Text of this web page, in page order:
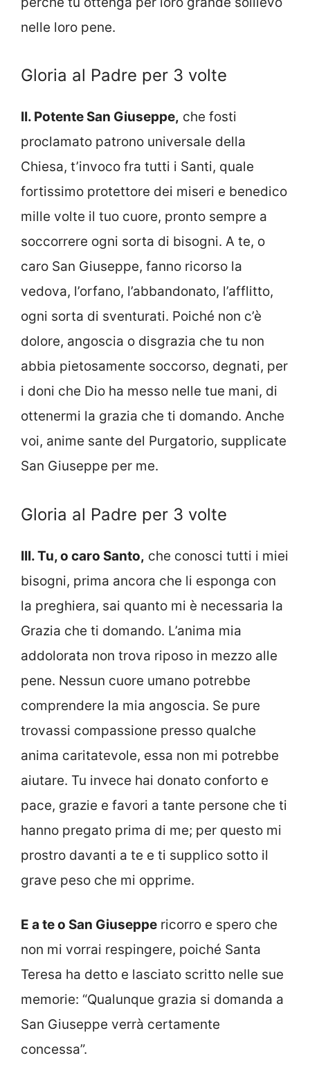
nelle loro pene.
Gloria al Padre per 3 volte
II. Potente San Giuseppe, che fosti
proclamato patrono universale della
Chiesa, t’invoco fra tutti i Santi, quale
fortissimo protettore dei miseri e benedico
mille volte il tuo cuore, pronto sempre a
soccorrere ogni sorta di bisogni. A te, o
caro San Giuseppe, fanno ricorso la
vedova, l’orfano, l’abbandonato, l’afflitto,
ogni sorta di sventurati. Poiché non c’è
dolore, angoscia o disgrazia che tu non
abbia pietosamente soccorso, degnati, per
i doni che Dio ha messo nelle tue mani, di
ottenermi la grazia che ti domando. Anche
voi, anime sante del Purgatorio, supplicate
San Giuseppe per me.
Gloria al Padre per 3 volte
III. Tu, o caro Santo, che conosci tutti i miei
bisogni, prima ancora che li esponga con
la preghiera, sai quanto mi è necessaria la
Grazia che ti domando. L’anima mia
addolorata non trova riposo in mezzo alle
pene. Nessun cuore umano potrebbe
comprendere la mia angoscia. Se pure
trovassi compassione presso qualche
anima caritatevole, essa non mi potrebbe
aiutare. Tu invece hai donato conforto e
pace, grazie e favori a tante persone che ti
hanno pregato prima di me; per questo mi
prostro davanti a te e ti supplico sotto il
grave peso che mi opprime.
E a te o San Giuseppe ricorro e spero che
non mi vorrai respingere, poiché Santa
Teresa ha detto e lasciato scritto nelle sue
memorie: “Qualunque grazia si domanda a
San Giuseppe verrà certamente
concessa”.